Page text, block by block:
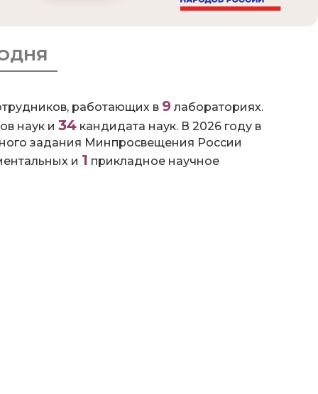
работающих в 9 лабораториях.
наук и 34 кандидата наук. В 2026 году в
задания Минпросвещения России
и 1 прикладное научное